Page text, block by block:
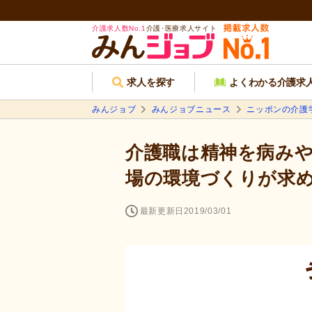
介護求人数No.1 介護･医療求人サイト
求人を探す よくわかる介護求
みんジョブ みんジョブニュース ニッポンの介護
介護職は精神を病み
場の環境づくりが求
最新更新日 2019/03/01